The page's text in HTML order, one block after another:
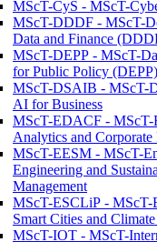
MScT-CyS - MScT-
MScT-DDDF - MScT-
Data and Finance
MScT-DEPP - MScT-
for Public Policy (DEPP)
MScT-DSAIB - MScT-
AI for Business
MScT-EDACF - MScT-
Analytics and Corporate
MScT-EESM - MScT-
Engineering and
Management
MScT-ESCLiP - MScT-
Smart Cities and
MScT-IOT - MScT-